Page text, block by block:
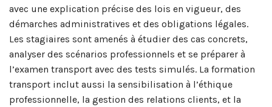
avec une explication précise des lois en vigueur, des
démarches administratives et des obligations légales.
Les stagiaires sont amenés à étudier des cas concrets,
analyser des scénarios professionnels et se préparer à
l’examen transport avec des tests simulés. La formation
transport inclut aussi la sensibilisation à l’éthique
professionnelle, la gestion des relations clients, et la